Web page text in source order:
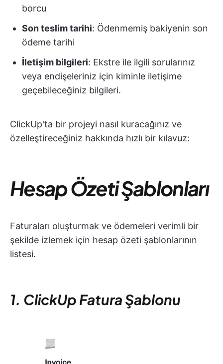
borcu
Son teslim tarihi: Ödenmemiş bakiyenin son
ödeme tarihi
İletişim bilgileri: Ekstre ile ilgili sorularınız
veya endişeleriniz için kiminle iletişime
geçebileceğiniz bilgileri.
ClickUp'ta bir projeyi nasıl kuracağınız ve
özelleştireceğiniz hakkında hızlı bir kılavuz:
Hesap Özeti Şablonları
Faturaları oluşturmak ve ödemeleri verimli bir
şekilde izlemek için hesap özeti şablonlarının
listesi.
1. ClickUp Fatura Şablonu